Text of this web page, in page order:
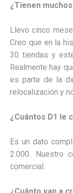
¿Tienen
Llevo cinco
Creo que en la
30 tiendas y
Realmente hay
es parte de la
relocalización y
¿Cuántos D1 le
Es un dato
2.000. Nuestro
comercial.